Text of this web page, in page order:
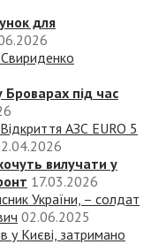
для
Свириденко
під час
АЗС EURO 5
вилучати у
17.03.2026
України, – солдат
02.06.2025
у Києві, затримано